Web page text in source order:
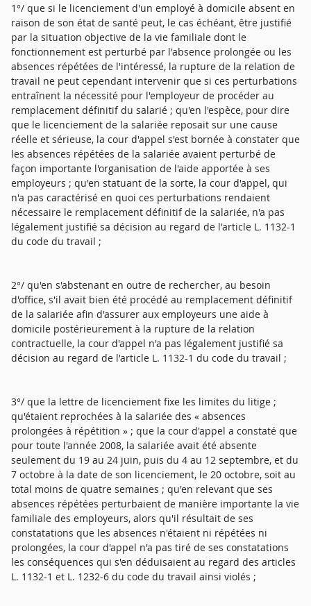
1°/ que si le licenciement d'un employé à domicile absent en
raison de son état de santé peut, le cas échéant, être justifié
par la situation objective de la vie familiale dont le
fonctionnement est perturbé par l'absence prolongée ou les
absences répétées de l'intéressé, la rupture de la relation de
travail ne peut cependant intervenir que si ces perturbations
entraînent la nécessité pour l'employeur de procéder au
remplacement définitif du salarié ; qu'en l'espèce, pour dire
que le licenciement de la salariée reposait sur une cause
réelle et sérieuse, la cour d'appel s'est bornée à constater que
les absences répétées de la salariée avaient perturbé de
façon importante l'organisation de l'aide apportée à ses
employeurs ; qu'en statuant de la sorte, la cour d'appel, qui
n'a pas caractérisé en quoi ces perturbations rendaient
nécessaire le remplacement définitif de la salariée, n'a pas
légalement justifié sa décision au regard de l'article L. 1132-1
du code du travail ;
2°/ qu'en s'abstenant en outre de rechercher, au besoin
d'office, s'il avait bien été procédé au remplacement définitif
de la salariée afin d'assurer aux employeurs une aide à
domicile postérieurement à la rupture de la relation
contractuelle, la cour d'appel n'a pas légalement justifié sa
décision au regard de l'article L. 1132-1 du code du travail ;
3°/ que la lettre de licenciement fixe les limites du litige ;
qu'étaient reprochées à la salariée des « absences
prolongées à répétition » ; que la cour d'appel a constaté que
pour toute l'année 2008, la salariée avait été absente
seulement du 19 au 24 juin, puis du 4 au 12 septembre, et du
7 octobre à la date de son licenciement, le 20 octobre, soit au
total moins de quatre semaines ; qu'en relevant que ses
absences répétées perturbaient de manière importante la vie
familiale des employeurs, alors qu'il résultait de ses
constatations que les absences n'étaient ni répétées ni
prolongées, la cour d'appel n'a pas tiré de ses constatations
les conséquences qui s'en déduisaient au regard des articles
L. 1132-1 et L. 1232-6 du code du travail ainsi violés ;